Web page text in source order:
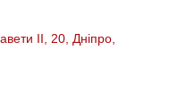
ІІ, 20, Дніпро,